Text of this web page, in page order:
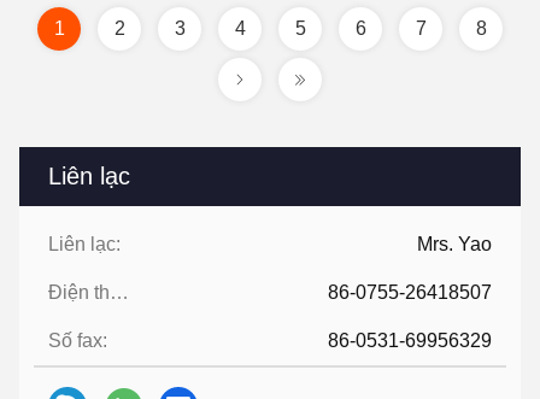
Liên lạc
Liên lạc: Mrs. Yao
Điện thoại: 86-0755-26418507
Số fax: 86-0531-69956329
1 2 3 4 5 6 7 8